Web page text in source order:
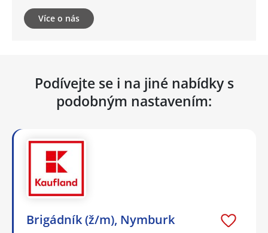
Více o nás
Podívejte se i na jiné nabídky s
podobným nastavením:
Brigádník (ž/m), Nymburk